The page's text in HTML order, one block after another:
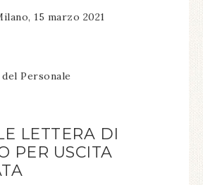
15 marzo 2021
Personale
LETTERA DI
PER USCITA